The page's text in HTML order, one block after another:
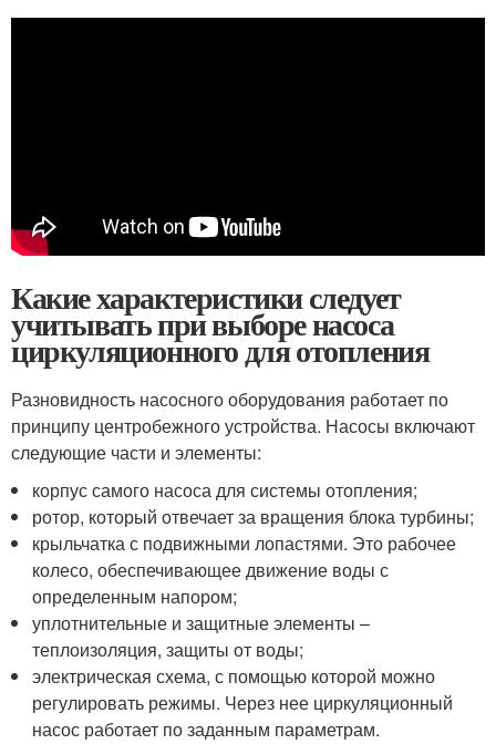
Какие характеристики следует
учитывать при выборе насоса
циркуляционного для отопления
Разновидность насосного оборудования работает по
принципу центробежного устройства. Насосы включают
следующие части и элементы:
корпус самого насоса для системы отопления;
ротор, который отвечает за вращения блока турбины;
крыльчатка с подвижными лопастями. Это рабочее
колесо, обеспечивающее движение воды с
определенным напором;
уплотнительные и защитные элементы –
теплоизоляция, защиты от воды;
электрическая схема, с помощью которой можно
регулировать режимы. Через нее циркуляционный
насос работает по заданным параметрам.